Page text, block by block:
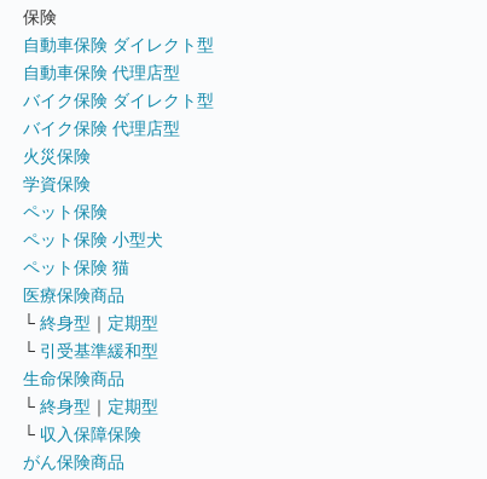
保険
自動車保険 ダイレクト型
自動車保険 代理店型
バイク保険 ダイレクト型
バイク保険 代理店型
火災保険
学資保険
ペット保険
ペット保険 小型犬
ペット保険 猫
医療保険商品
└ 終身型 ｜ 定期型
└ 引受基準緩和型
生命保険商品
└ 終身型 ｜ 定期型
└ 収入保障保険
がん保険商品